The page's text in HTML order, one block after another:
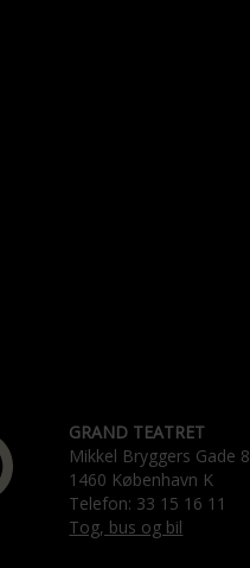
GRAND TEATRET
Mikkel Bryggers Gade 8
1460 København K
Telefon: 33 15 16 11
Tog, bus og bil